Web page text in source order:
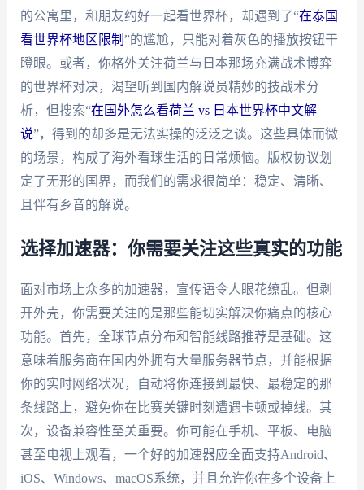
的公寓里，和朋友约好一起看世界杯，却遇到了“在泰国
看世界杯地区限制 ”的尴尬，只能对着灰色的播放按钮干
瞪眼。或者，你格外关注荷兰与日本那场充满战术博弈
的世界杯对决，渴望听到国内解说员精妙的技战术分
析，但搜索“在国外怎么看荷兰 vs 日本世界杯中文解
说”，得到的却多是无法实操的泛泛之谈。这些具体而微
的场景，构成了海外看球生活的日常烦恼。版权协议划
定了无形的国界，而我们的需求很简单：稳定、清晰、
且伴有乡音的解说。
选择加速器：你需要关注这些真实的功能
面对市场上众多的加速器，宣传语令人眼花缭乱。但剥
开外壳，你需要关注的是那些能切实解决你痛点的核心
功能。首先，全球节点分布和智能线路推荐是基础。这
意味着服务商在国内外拥有大量服务器节点，并能根据
你的实时网络状况，自动将你连接到最快、最稳定的那
条线路上，避免你在比赛关键时刻遭遇卡顿或掉线。其
次，设备兼容性至关重要。你可能在手机、平板、电脑
甚至电视上观看，一个好的加速器应全面支持Android、
iOS、Windows、macOS系统，并且允许你在多个设备上